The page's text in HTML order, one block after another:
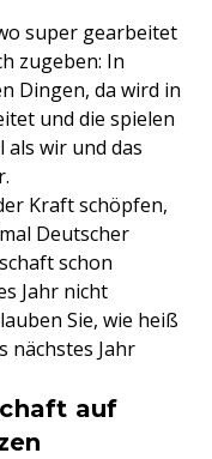
super gearbeitet
zugeben: In
Dingen, da wird in
und die spielen
wir und das
Kraft schöpfen,
Deutscher
schon
Jahr nicht
Sie, wie heiß
nächstes Jahr
auf